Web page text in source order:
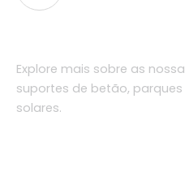
Explore mais sobre as
suportes de betão,
solares.